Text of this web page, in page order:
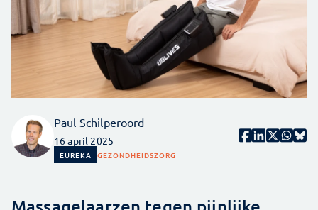
Paul Schilperoord
16 april 2025
EUREKA GEZONDHEIDSZORG